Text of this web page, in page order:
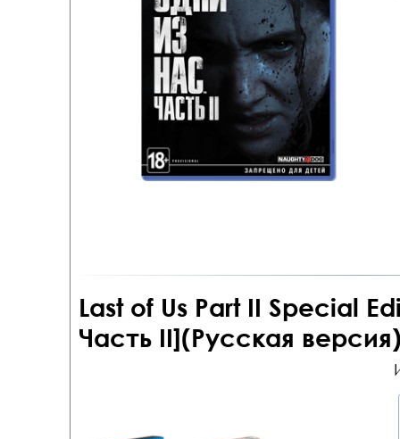
Last of Us Part II Special
Часть II](Русская